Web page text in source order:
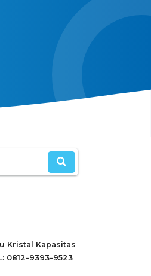
Kristal Kapasitas
0812-9393-9523